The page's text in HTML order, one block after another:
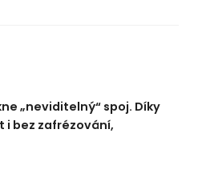
„neviditelný“ spoj. Díky
i bez zafrézování,